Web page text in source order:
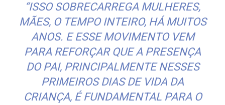
“ISSO SOBRECARREGA MULHERES,
MÃES, O TEMPO INTEIRO, HÁ MUITOS
ANOS. E ESSE MOVIMENTO VEM
PARA REFORÇAR QUE A PRESENÇA
DO PAI, PRINCIPALMENTE NESSES
PRIMEIROS DIAS DE VIDA DA
CRIANÇA, É FUNDAMENTAL PARA O